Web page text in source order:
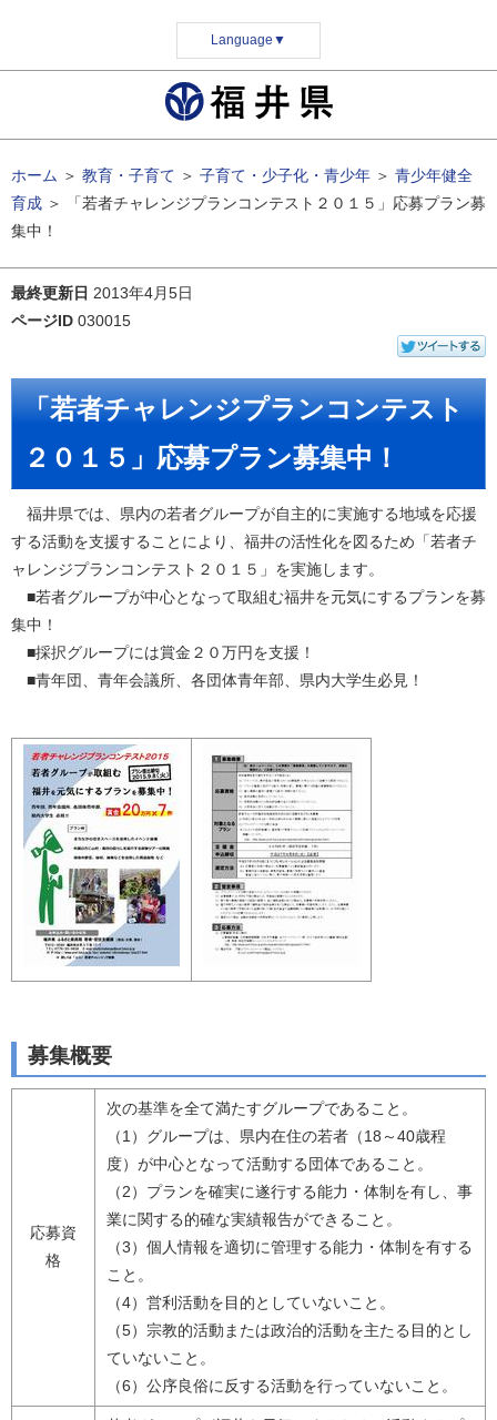
Language ▼
ホーム ＞ 教育・子育て ＞ 子育て・少子化・青少年 ＞ 青少年健全
育成 ＞
「若者チャレンジプランコンテスト２０１５」応募プラン募
集中！
最終更新日 2013年4月5日
ページID 030015
「若者チャレンジプランコンテスト
２０１５」応募プラン募集中！
福井県では、県内の若者グループが自主的に実施する地域を応援
する活動を支援することにより、福井の活性化を図るため「若者チ
ャレンジプランコンテスト２０１５」を実施します。
■若者グループが中心となって取組む福井を元気にするプランを募
集中！
■採択グループには賞金２０万円を支援！
■青年団、青年会議所、各団体青年部、県内大学生必見！
募集概要
応募資
格
次の基準を全て満たすグループであること。
（1）グループは、県内在住の若者（18～40歳程
度）が中心となって活動する団体であること。
（2）プランを確実に遂行する能力・体制を有し、事
業に関する的確な実績報告ができること。
（3）個人情報を適切に管理する能力・体制を有する
こと。
（4）営利活動を目的としていないこと。
（5）宗教的活動または政治的活動を主たる目的とし
ていないこと。
（6）公序良俗に反する活動を行っていないこと。